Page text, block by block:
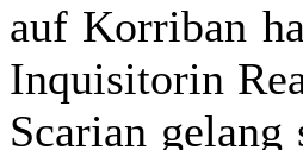
auf Korriban
Inquisitorin
Scarian